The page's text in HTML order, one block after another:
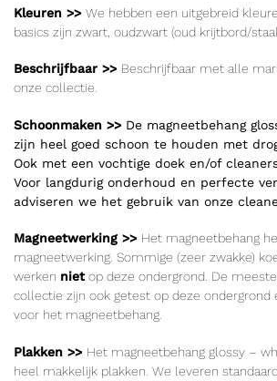
Kleuren >> We hebben een uitgebreid
basics zijn zwart, oudzwart (oud krijtbord/
Beschrijfbaar >> Beschrijfbaar met alle
onze collectie.
Schoonmaken >> De magneetbehang
zijn heel goed schoon te houden met
Ook met een vochtige doek en/of
Voor langdurig onderhoud en perfecte
adviseren we het gebruik van onze
Magneetwerking >> Het magneetbehang
magneetwerking. Sommige (zeer zwakke)
werken nietop deze ondergrond. De
collectie zijn ook getest op deze ondergrond
voor het magneetbehang.
Plakken >> Het magneetbehang glossy –
heel makkelijk plakken. We leveren